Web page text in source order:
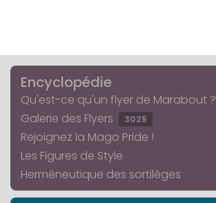
Encyclopédie
Qu'est-ce qu'un flyer de Marabout ?
Galerie des Flyers
3025
Rejoignez la Mago Pride !
Les Figures de Style
Herméneutique des sortilèges